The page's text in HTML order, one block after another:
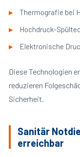
Thermografie bei
Hochdruck-
Elektronische
Diese Technologien
reduzieren
Sicherheit.
Sanitär
erreichbar